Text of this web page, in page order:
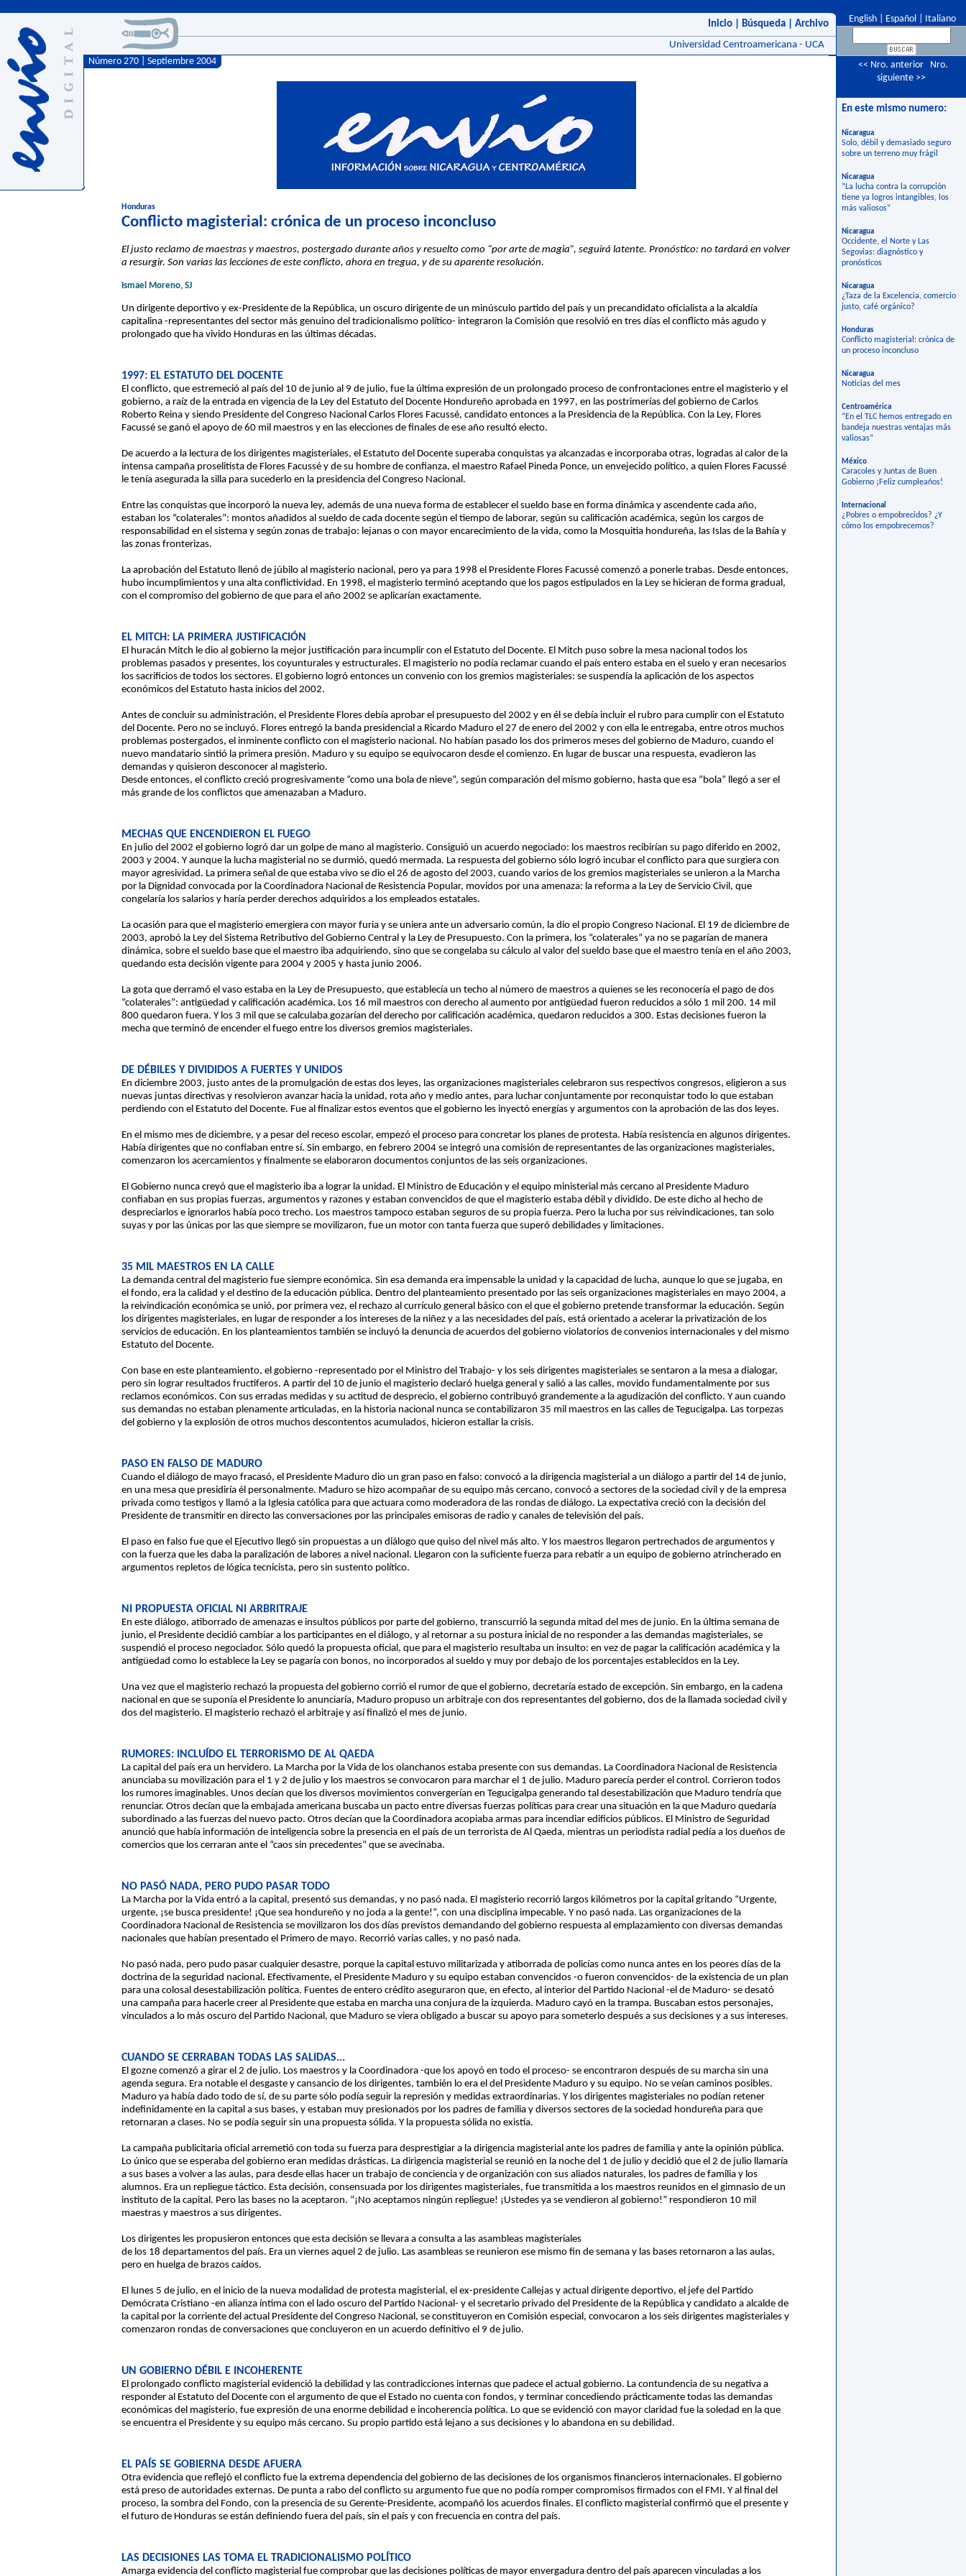
Inicio Búsqueda
Archivo
Universidad Centroamericana - UCA
Número 270 | Septiembre 2004
Honduras
Conflicto magisterial: crónica de un proceso inconcluso
El justo reclamo de maestras y maestros, postergado durante años y resuelto como “por arte de magia”, seguirá latente. Pronóstico: no tardará en volver
a resurgir. Son varias las lecciones de este conflicto, ahora en tregua, y de su aparente resolución.
Ismael Moreno, SJ
Un dirigente deportivo y ex-Presidente de la República, un oscuro dirigente de un minúsculo partido del país y un precandidato oficialista a la alcaldía
capitalina -representantes del sector más genuino del tradicionalismo político- integraron la Comisión que resolvió en tres días el conflicto más agudo y
prolongado que ha vivido Honduras en las últimas décadas.
1997: EL ESTATUTO DEL DOCENTE
El conflicto, que estremeció al país del 10 de junio al 9 de julio, fue la última expresión de un prolongado proceso de confrontaciones entre el magisterio y el
gobierno, a raíz de la entrada en vigencia de la Ley del Estatuto del Docente Hondureño aprobada en 1997, en las postrimerías del gobierno de Carlos
Roberto Reina y siendo Presidente del Congreso Nacional Carlos Flores Facussé, candidato entonces a la Presidencia de la República. Con la Ley, Flores
Facussé se ganó el apoyo de 60 mil maestros y en las elecciones de finales de ese año resultó electo.
De acuerdo a la lectura de los dirigentes magisteriales, el Estatuto del Docente superaba conquistas ya alcanzadas e incorporaba otras, logradas al calor de la
intensa campaña proselitista de Flores Facussé y de su hombre de confianza, el maestro Rafael Pineda Ponce, un envejecido político, a quien Flores Facussé
le tenía asegurada la silla para sucederlo en la presidencia del Congreso Nacional.
Entre las conquistas que incorporó la nueva ley, además de una nueva forma de establecer el sueldo base en forma dinámica y ascendente cada año,
estaban los “colaterales”: montos añadidos al sueldo de cada docente según el tiempo de laborar, según su calificación académica, según los cargos de
responsabilidad en el sistema y según zonas de trabajo: lejanas o con mayor encarecimiento de la vida, como la Mosquitia hondureña, las Islas de la Bahía y
las zonas fronterizas.
La aprobación del Estatuto llenó de júbilo al magisterio nacional, pero ya para 1998 el Presidente Flores Facussé comenzó a ponerle trabas. Desde entonces,
hubo incumplimientos y una alta conflictividad. En 1998, el magisterio terminó aceptando que los pagos estipulados en la Ley se hicieran de forma gradual,
con el compromiso del gobierno de que para el año 2002 se aplicarían exactamente.
EL MITCH: LA PRIMERA JUSTIFICACIÓN
El huracán Mitch le dio al gobierno la mejor justificación para incumplir con el Estatuto del Docente. El Mitch puso sobre la mesa nacional todos los
problemas pasados y presentes, los coyunturales y estructurales. El magisterio no podía reclamar cuando el país entero estaba en el suelo y eran necesarios
los sacrificios de todos los sectores. El gobierno logró entonces un convenio con los gremios magisteriales: se suspendía la aplicación de los aspectos
económicos del Estatuto hasta inicios del 2002.
Antes de concluir su administración, el Presidente Flores debía aprobar el presupuesto del 2002 y en él se debía incluir el rubro para cumplir con el Estatuto
del Docente. Pero no se incluyó. Flores entregó la banda presidencial a Ricardo Maduro el 27 de enero del 2002 y con ella le entregaba, entre otros muchos
problemas postergados, el inminente conflicto con el magisterio nacional. No habían pasado los dos primeros meses del gobierno de Maduro, cuando el
nuevo mandatario sintió la primera presión. Maduro y su equipo se equivocaron desde el comienzo. En lugar de buscar una respuesta, evadieron las
demandas y quisieron desconocer al magisterio.
Desde entonces, el conflicto creció progresivamente “como una bola de nieve”, según comparación del mismo gobierno, hasta que esa “bola” llegó a ser el
más grande de los conflictos que amenazaban a Maduro.
MECHAS QUE ENCENDIERON EL FUEGO
En julio del 2002 el gobierno logró dar un golpe de mano al magisterio. Consiguió un acuerdo negociado: los maestros recibirían su pago diferido en 2002,
2003 y 2004. Y aunque la lucha magisterial no se durmió, quedó mermada. La respuesta del gobierno sólo logró incubar el conflicto para que surgiera con
mayor agresividad. La primera señal de que estaba vivo se dio el 26 de agosto del 2003, cuando varios de los gremios magisteriales se unieron a la Marcha
por la Dignidad convocada por la Coordinadora Nacional de Resistencia Popular, movidos por una amenaza: la reforma a la Ley de Servicio Civil, que
congelaría los salarios y haría perder derechos adquiridos a los empleados estatales.
La ocasión para que el magisterio emergiera con mayor furia y se uniera ante un adversario común, la dio el propio Congreso Nacional. El 19 de diciembre de
2003, aprobó la Ley del Sistema Retributivo del Gobierno Central y la Ley de Presupuesto. Con la primera, los “colaterales” ya no se pagarían de manera
dinámica, sobre el sueldo base que el maestro iba adquiriendo, sino que se congelaba su cálculo al valor del sueldo base que el maestro tenía en el año 2003,
quedando esta decisión vigente para 2004 y 2005 y hasta junio 2006.
La gota que derramó el vaso estaba en la Ley de Presupuesto, que establecía un techo al número de maestros a quienes se les reconocería el pago de dos
“colaterales”: antigüedad y calificación académica. Los 16 mil maestros con derecho al aumento por antigüedad fueron reducidos a sólo 1 mil 200. 14 mil
800 quedaron fuera. Y los 3 mil que se calculaba gozarían del derecho por calificación académica, quedaron reducidos a 300. Estas decisiones fueron la
mecha que terminó de encender el fuego entre los diversos gremios magisteriales.
DE DÉBILES Y DIVIDIDOS A FUERTES Y UNIDOS
En diciembre 2003, justo antes de la promulgación de estas dos leyes, las organizaciones magisteriales celebraron sus respectivos congresos, eligieron a sus
nuevas juntas directivas y resolvieron avanzar hacia la unidad, rota año y medio antes, para luchar conjuntamente por reconquistar todo lo que estaban
perdiendo con el Estatuto del Docente. Fue al finalizar estos eventos que el gobierno les inyectó energías y argumentos con la aprobación de las dos leyes.
En el mismo mes de diciembre, y a pesar del receso escolar, empezó el proceso para concretar los planes de protesta. Había resistencia en algunos dirigentes.
Había dirigentes que no confiaban entre sí. Sin embargo, en febrero 2004 se integró una comisión de representantes de las organizaciones magisteriales,
comenzaron los acercamientos y finalmente se elaboraron documentos conjuntos de las seis organizaciones.
El Gobierno nunca creyó que el magisterio iba a lograr la unidad. El Ministro de Educación y el equipo ministerial más cercano al Presidente Maduro
confiaban en sus propias fuerzas, argumentos y razones y estaban convencidos de que el magisterio estaba débil y dividido. De este dicho al hecho de
despreciarlos e ignorarlos había poco trecho. Los maestros tampoco estaban seguros de su propia fuerza. Pero la lucha por sus reivindicaciones, tan solo
suyas y por las únicas por las que siempre se movilizaron, fue un motor con tanta fuerza que superó debilidades y limitaciones.
35 MIL MAESTROS EN LA CALLE
La demanda central del magisterio fue siempre económica. Sin esa demanda era impensable la unidad y la capacidad de lucha, aunque lo que se jugaba, en
el fondo, era la calidad y el destino de la educación pública. Dentro del planteamiento presentado por las seis organizaciones magisteriales en mayo 2004, a
la reivindicación económica se unió, por primera vez, el rechazo al currículo general básico con el que el gobierno pretende transformar la educación. Según
los dirigentes magisteriales, en lugar de responder a los intereses de la niñez y a las necesidades del país, está orientado a acelerar la privatización de los
servicios de educación. En los planteamientos también se incluyó la denuncia de acuerdos del gobierno violatorios de convenios internacionales y del mismo
Estatuto del Docente.
Con base en este planteamiento, el gobierno -representado por el Ministro del Trabajo- y los seis dirigentes magisteriales se sentaron a la mesa a dialogar,
pero sin lograr resultados fructíferos. A partir del 10 de junio el magisterio declaró huelga general y salió a las calles, movido fundamentalmente por sus
reclamos económicos. Con sus erradas medidas y su actitud de desprecio, el gobierno contribuyó grandemente a la agudización del conflicto. Y aun cuando
sus demandas no estaban plenamente articuladas, en la historia nacional nunca se contabilizaron 35 mil maestros en las calles de Tegucigalpa. Las torpezas
del gobierno y la explosión de otros muchos descontentos acumulados, hicieron estallar la crisis.
PASO EN FALSO DE MADURO
Cuando el diálogo de mayo fracasó, el Presidente Maduro dio un gran paso en falso: convocó a la dirigencia magisterial a un diálogo a partir del 14 de junio,
en una mesa que presidiría él personalmente. Maduro se hizo acompañar de su equipo más cercano, convocó a sectores de la sociedad civil y de la empresa
privada como testigos y llamó a la Iglesia católica para que actuara como moderadora de las rondas de diálogo. La expectativa creció con la decisión del
Presidente de transmitir en directo las conversaciones por las principales emisoras de radio y canales de televisión del país.
El paso en falso fue que el Ejecutivo llegó sin propuestas a un diálogo que quiso del nivel más alto. Y los maestros llegaron pertrechados de argumentos y
con la fuerza que les daba la paralización de labores a nivel nacional. Llegaron con la suficiente fuerza para rebatir a un equipo de gobierno atrincherado en
argumentos repletos de lógica tecnicista, pero sin sustento político.
NI PROPUESTA OFICIAL NI ARBRITRAJE
En este diálogo, atiborrado de amenazas e insultos públicos por parte del gobierno, transcurrió la segunda mitad del mes de junio. En la última semana de
junio, el Presidente decidió cambiar a los participantes en el diálogo, y al retornar a su postura inicial de no responder a las demandas magisteriales, se
suspendió el proceso negociador. Sólo quedó la propuesta oficial, que para el magisterio resultaba un insulto: en vez de pagar la calificación académica y la
antigüedad como lo establece la Ley se pagaría con bonos, no incorporados al sueldo y muy por debajo de los porcentajes establecidos en la Ley.
Una vez que el magisterio rechazó la propuesta del gobierno corrió el rumor de que el gobierno, decretaría estado de excepción. Sin embargo, en la cadena
nacional en que se suponía el Presidente lo anunciaría, Maduro propuso un arbitraje con dos representantes del gobierno, dos de la llamada sociedad civil y
dos del magisterio. El magisterio rechazó el arbitraje y así finalizó el mes de junio.
RUMORES: INCLUÍDO EL TERRORISMO DE AL QAEDA
La capital del país era un hervidero. La Marcha por la Vida de los olanchanos estaba presente con sus demandas. La Coordinadora Nacional de Resistencia
anunciaba su movilización para el 1 y 2 de julio y los maestros se convocaron para marchar el 1 de julio. Maduro parecía perder el control. Corrieron todos
los rumores imaginables. Unos decían que los diversos movimientos convergerían en Tegucigalpa generando tal desestabilización que Maduro tendría que
renunciar. Otros decían que la embajada americana buscaba un pacto entre diversas fuerzas políticas para crear una situación en la que Maduro quedaría
subordinado a las fuerzas del nuevo pacto. Otros decían que la Coordinadora acopiaba armas para incendiar edificios públicos. El Ministro de Seguridad
anunció que había información de inteligencia sobre la presencia en el país de un terrorista de Al Qaeda, mientras un periodista radial pedía a los dueños de
comercios que los cerraran ante el “caos sin precedentes” que se avecinaba.
NO PASÓ NADA, PERO PUDO PASAR TODO
La Marcha por la Vida entró a la capital, presentó sus demandas, y no pasó nada. El magisterio recorrió largos kilómetros por la capital gritando “Urgente,
urgente, ¡se busca presidente! ¡Que sea hondureño y no joda a la gente!”, con una disciplina impecable. Y no pasó nada. Las organizaciones de la
Coordinadora Nacional de Resistencia se movilizaron los dos días previstos demandando del gobierno respuesta al emplazamiento con diversas demandas
nacionales que habían presentado el Primero de mayo. Recorrió varias calles, y no pasó nada.
No pasó nada, pero pudo pasar cualquier desastre, porque la capital estuvo militarizada y atiborrada de policías como nunca antes en los peores días de la
doctrina de la seguridad nacional. Efectivamente, el Presidente Maduro y su equipo estaban convencidos -o fueron convencidos- de la existencia de un plan
para una colosal desestabilización política. Fuentes de entero crédito aseguraron que, en efecto, al interior del Partido Nacional -el de Maduro- se desató
una campaña para hacerle creer al Presidente que estaba en marcha una conjura de la izquierda. Maduro cayó en la trampa. Buscaban estos personajes,
vinculados a lo más oscuro del Partido Nacional, que Maduro se viera obligado a buscar su apoyo para someterlo después a sus decisiones y a sus intereses.
CUANDO SE CERRABAN TODAS LAS SALIDAS...
El gozne comenzó a girar el 2 de julio. Los maestros y la Coordinadora -que los apoyó en todo el proceso- se encontraron después de su marcha sin una
agenda segura. Era notable el desgaste y cansancio de los dirigentes, también lo era el del Presidente Maduro y su equipo. No se veían caminos posibles.
Maduro ya había dado todo de sí, de su parte sólo podía seguir la represión y medidas extraordinarias. Y los dirigentes magisteriales no podían retener
indefinidamente en la capital a sus bases, y estaban muy presionados por los padres de familia y diversos sectores de la sociedad hondureña para que
retornaran a clases. No se podía seguir sin una propuesta sólida. Y la propuesta sólida no existía.
La campaña publicitaria oficial arremetió con toda su fuerza para desprestigiar a la dirigencia magisterial ante los padres de familia y ante la opinión pública.
Lo único que se esperaba del gobierno eran medidas drásticas. La dirigencia magisterial se reunió en la noche del 1 de julio y decidió que el 2 de julio llamaría
a sus bases a volver a las aulas, para desde ellas hacer un trabajo de conciencia y de organización con sus aliados naturales, los padres de familia y los
alumnos. Era un repliegue táctico. Esta decisión, consensuada por los dirigentes magisteriales, fue transmitida a los maestros reunidos en el gimnasio de un
instituto de la capital. Pero las bases no la aceptaron. “¡No aceptamos ningún repliegue! ¡Ustedes ya se vendieron al gobierno!” respondieron 10 mil
maestras y maestros a sus dirigentes.
Los dirigentes les propusieron entonces que esta decisión se llevara a consulta a las asambleas magisteriales
de los 18 departamentos del país. Era un viernes aquel 2 de julio. Las asambleas se reunieron ese mismo fin de semana y las bases retornaron a las aulas,
pero en huelga de brazos caídos.
El lunes 5 de julio, en el inicio de la nueva modalidad de protesta magisterial, el ex-presidente Callejas y actual dirigente deportivo, el jefe del Partido
Demócrata Cristiano -en alianza íntima con el lado oscuro del Partido Nacional- y el secretario privado del Presidente de la República y candidato a alcalde de
la capital por la corriente del actual Presidente del Congreso Nacional, se constituyeron en Comisión especial, convocaron a los seis dirigentes magisteriales y
comenzaron rondas de conversaciones que concluyeron en un acuerdo definitivo el 9 de julio.
UN GOBIERNO DÉBIL E INCOHERENTE
El prolongado conflicto magisterial evidenció la debilidad y las contradicciones internas que padece el actual gobierno. La contundencia de su negativa a
responder al Estatuto del Docente con el argumento de que el Estado no cuenta con fondos, y terminar concediendo prácticamente todas las demandas
económicas del magisterio, fue expresión de una enorme debilidad e incoherencia política. Lo que se evidenció con mayor claridad fue la soledad en la que
se encuentra el Presidente y su equipo más cercano. Su propio partido está lejano a sus decisiones y lo abandona en su debilidad.
EL PAÍS SE GOBIERNA DESDE AFUERA
Otra evidencia que reflejó el conflicto fue la extrema dependencia del gobierno de las decisiones de los organismos financieros internacionales. El gobierno
está preso de autoridades externas. De punta a rabo del conflicto su argumento fue que no podía romper compromisos firmados con el FMI. Y al final del
proceso, la sombra del Fondo, con la presencia de su Gerente-Presidente, acompañó los acuerdos finales. El conflicto magisterial confirmó que el presente y
el futuro de Honduras se están definiendo fuera del país, sin el país y con frecuencia en contra del país.
LAS DECISIONES LAS TOMA EL TRADICIONALISMO POLÍTICO
Amarga evidencia del conflicto magisterial fue comprobar que las decisiones políticas de mayor envergadura dentro del país aparecen vinculadas a los
English Español Italiano
<< Nro. anterior
Nro.
siguiente >>
En este mismo numero:
Nicaragua
Solo, débil y demasiado seguro
sobre un terreno muy frágil
Nicaragua
“La lucha contra la corrupción
tiene ya logros intangibles, los
más valiosos”
Nicaragua
Occidente, el Norte y Las
Segovias: diagnóstico y
pronósticos
Nicaragua
¿Taza de la Excelencia, comercio
justo, café orgánico?
Honduras
Conflicto magisterial: crónica de
un proceso inconcluso
Nicaragua
Noticias del mes
Centroamérica
“En el TLC hemos entregado en
bandeja nuestras ventajas más
valiosas”
México
Caracoles y Juntas de Buen
Gobierno ¡Feliz cumpleaños!
Internacional
¿Pobres o empobrecidos? ¿Y
cómo los empobrecemos?